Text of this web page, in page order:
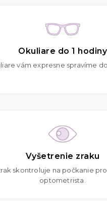
Okuliare do 1 hodiny
vám expresne spravíme
Vyšetrenie zraku
skontroluje na počkanie
optometrista.